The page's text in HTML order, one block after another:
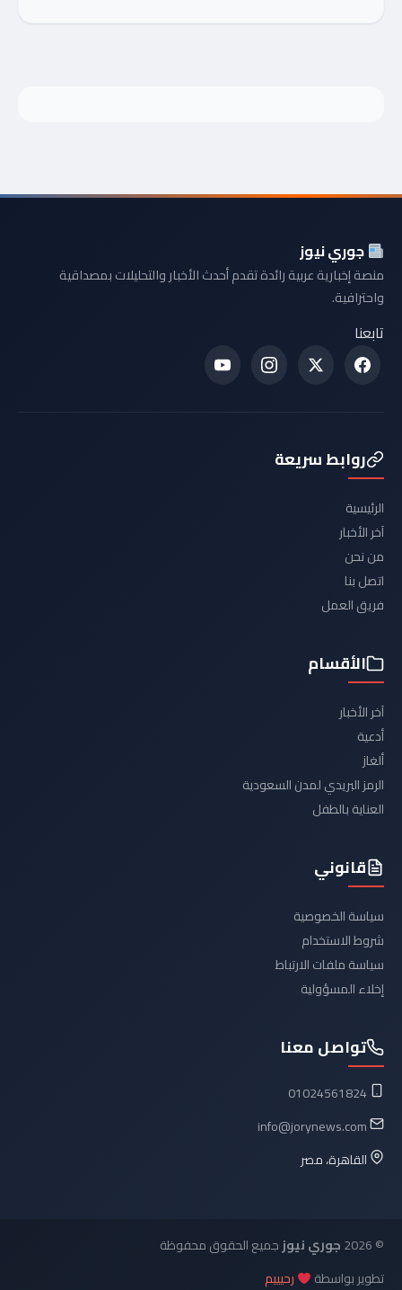
جوري نيوز
منصة إخبارية عربية رائدة تقدم أحدث الأخبار والتحليلات بمصداقية
واحترافية.
تابعنا
روابط سريعة
الرئيسية
آخر الأخبار
من نحن
اتصل بنا
فريق العمل
الأقسام
آخر الأخبار
أدعية
ألغاز
الرمز البريدي لمدن السعودية
العناية بالطفل
قانوني
سياسة الخصوصية
شروط الاستخدام
سياسة ملفات الارتباط
إخلاء المسؤولية
تواصل معنا
01024561824
info@jorynews.com
القاهرة، مصر
© 2026 جوري نيوزجميع الحقوق محفوظة
تطوير بواسطة
رحيييم